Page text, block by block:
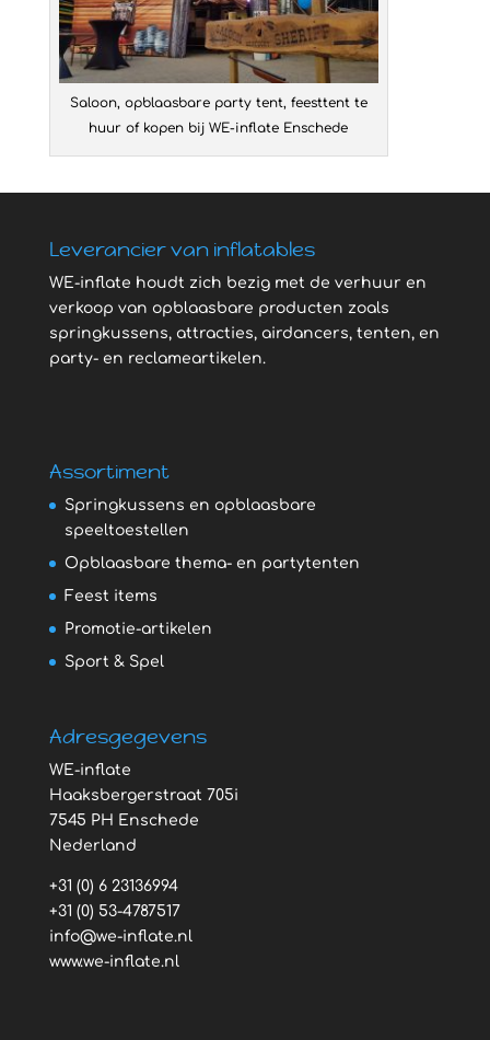
Saloon, opblaasbare party tent, feesttent te
huur of kopen bij WE-inflate Enschede
Leverancier van inflatables
WE-inflate houdt zich bezig met de verhuur en
verkoop van opblaasbare producten zoals
springkussens, attracties, airdancers, tenten, en
party- en reclameartikelen.
Assortiment
Springkussens en opblaasbare
speeltoestellen
Opblaasbare thema- en partytenten
Feest items
Promotie-artikelen
Sport & Spel
Adresgegevens
WE-inflate
Haaksbergerstraat 705i
7545 PH Enschede
Nederland
+31 (0) 6 23136994
+31 (0) 53-4787517
info@we-inflate.nl
www.we-inflate.nl